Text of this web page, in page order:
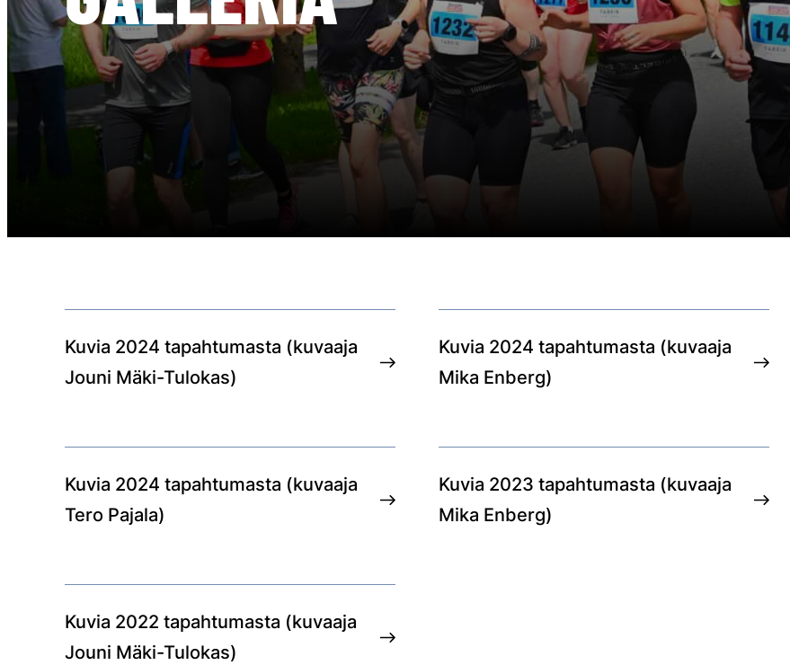
Kuvia 2024 tapahtumasta (kuvaaja
Jouni Mäki-Tulokas)
Kuvia 2024 tapahtumasta (kuvaaja
Mika Enberg)
Kuvia 2024 tapahtumasta (kuvaaja
Tero Pajala)
Kuvia 2023 tapahtumasta (kuvaaja
Mika Enberg)
Kuvia 2022 tapahtumasta (kuvaaja
Jouni Mäki-Tulokas)